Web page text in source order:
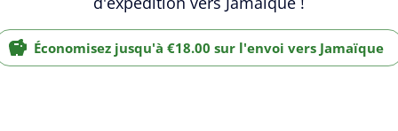
Économisez jusqu'à €18.00 sur l'envoi vers Jamaïque